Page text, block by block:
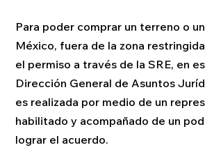
Para poder comprar un terreno o
México, fuera de la zona
el permiso a través de la SRE, en
Dirección General de Asuntos
es realizada por medio de un
habilitado y acompañado de un
lograr el acuerdo.